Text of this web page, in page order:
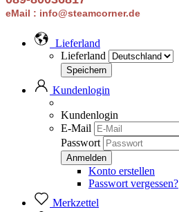
eMail : info@steamcorner.de
Lieferland
Lieferland
Kundenlogin
Kundenlogin
E-Mail
Passwort
Konto erstellen
Passwort vergessen?
Merkzettel